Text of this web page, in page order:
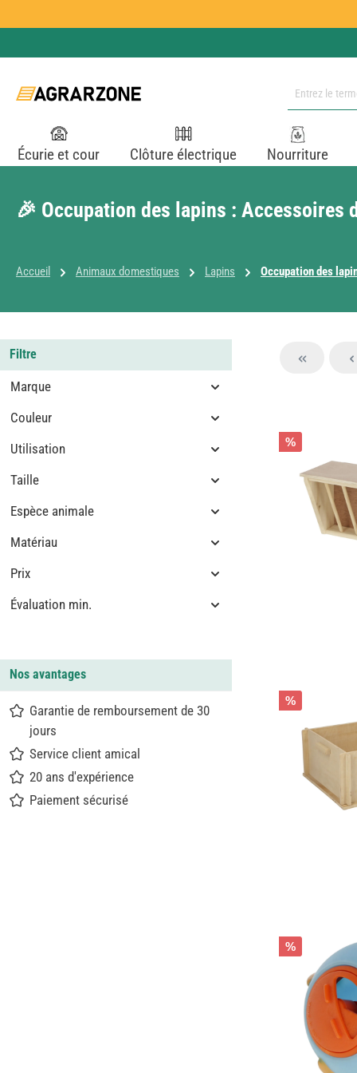
Écurie et cour Clôture électrique Nourriture
🎉 Occupation des lapins : Accessoires
Accueil Animaux domestiques Lapins Occupation des
Filtre
Marque
Couleur
Utilisation
Taille
Espèce animale
Matériau
Prix
Évaluation min.
Nos avantages
Garantie de remboursement de 30
jours
Service client amical
20 ans d'expérience
Paiement sécurisé
%
%
%